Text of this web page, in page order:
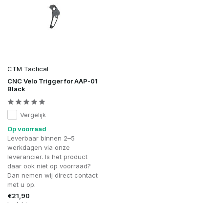
CTM Tactical
CNC Velo Trigger for AAP-01
Black
Vergelijk
Op voorraad
Leverbaar binnen 2–5
werkdagen via onze
leverancier. Is het product
daar ook niet op voorraad?
Dan nemen wij direct contact
met u op.
€21,90